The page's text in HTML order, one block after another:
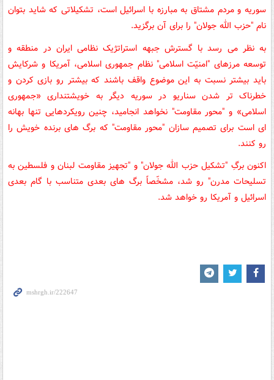
سوریه و مردم مشتاق به مبارزه با اسرائیل است، تشکیلاتی که شاید بتوان
نام "حزب الله جولان" را برای آن برگزید.
به نظر می رسد با گسترش جبهه استراتژیک نظامی ایران در منطقه و
توسعه مرزهای "امنیّت اسلامی" نظام جمهوری اسلامی، آمریکا و شرکایش
باید بیشتر نسبت به این موضوع واقف باشند که بیشتر رو بازی کردن و
خطرناک تر شدن سناریو در سوریه دیگر به خویشتنداری «جمهوری
اسلامی» و "محور مقاومت" نخواهد انجامید، چنین رویکردهایی تنها بهانه
ای است برای تصمیم سازان "محور مقاومت" که برگ های برنده خویش را
رو کنند.
اکنون برگِ "تشکیل حزب الله جولان" و "تجهیز مقاومت لبنان و فلسطین به
تسلیحات مدرن" رو شد، مشخّصاً برگ های بعدی متناسب با گام بعدی
اسرائیل و آمریکا رو خواهد شد.